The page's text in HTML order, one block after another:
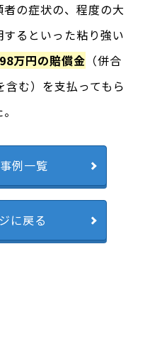
の症状の、程度の大
るといった粘り強い
万円の賠償金 （併合
む）を支払ってもら
例一覧
に戻る